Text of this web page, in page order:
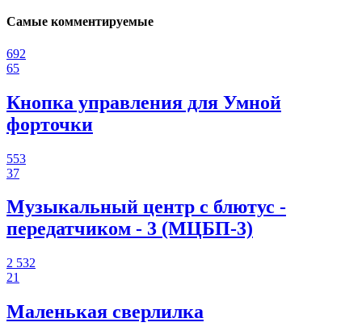
Самые комментируемые
692
65
Кнопка управления для Умной
форточки
553
37
Музыкальный центр с блютус -
передатчиком - 3 (МЦБП-3)
2 532
21
Маленькая сверлилка